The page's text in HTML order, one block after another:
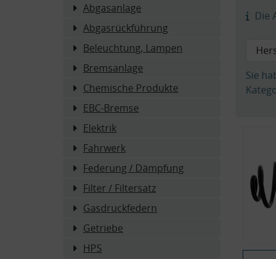
Abgasanlage
Abgasrückführung
Beleuchtung, Lampen
Bremsanlage
Chemische Produkte
EBC-Bremse
Elektrik
Fahrwerk
Federung / Dämpfung
Filter / Filtersatz
Gasdruckfedern
Getriebe
HPS
Die
Sie